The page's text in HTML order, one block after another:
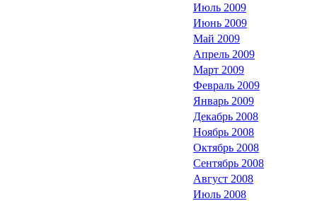
Июль 2009
Июнь 2009
Май 2009
Апрель 2009
Март 2009
Февраль 2009
Январь 2009
Декабрь 2008
Ноябрь 2008
Октябрь 2008
Сентябрь 2008
Август 2008
Июль 2008